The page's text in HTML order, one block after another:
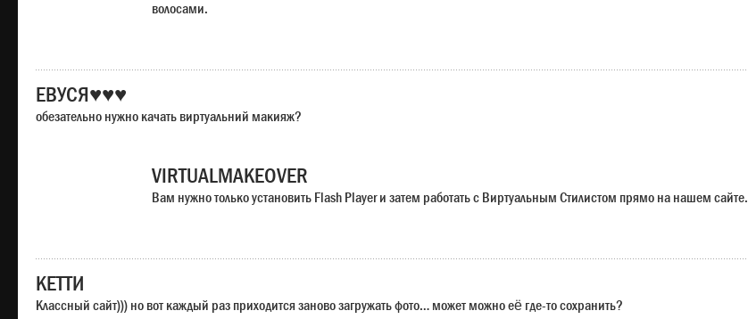
волосами.
ЕВУСЯ♥♥♥
обезательно нужно качать виртуальний макияж?
VIRTUALMAKEOVER
Вам нужно только установить Flash Player и затем работать с Виртуальным Стилистом прямо на нашем сайте.
КЕТТИ
Классный сайт))) но вот каждый раз приходится заново загружать фото… может можно её где-то сохранить?